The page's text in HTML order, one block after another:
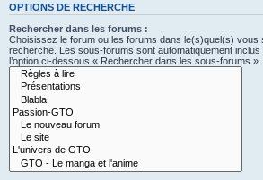
OPTIONS DE RECHERCHE
Rechercher dans les forums :
Choisissez le forum ou les forums dans le(s)quel(s) vous
recherche. Les sous-forums sont automatiquement
l’option ci-dessous « Rechercher dans les sous-forums ».